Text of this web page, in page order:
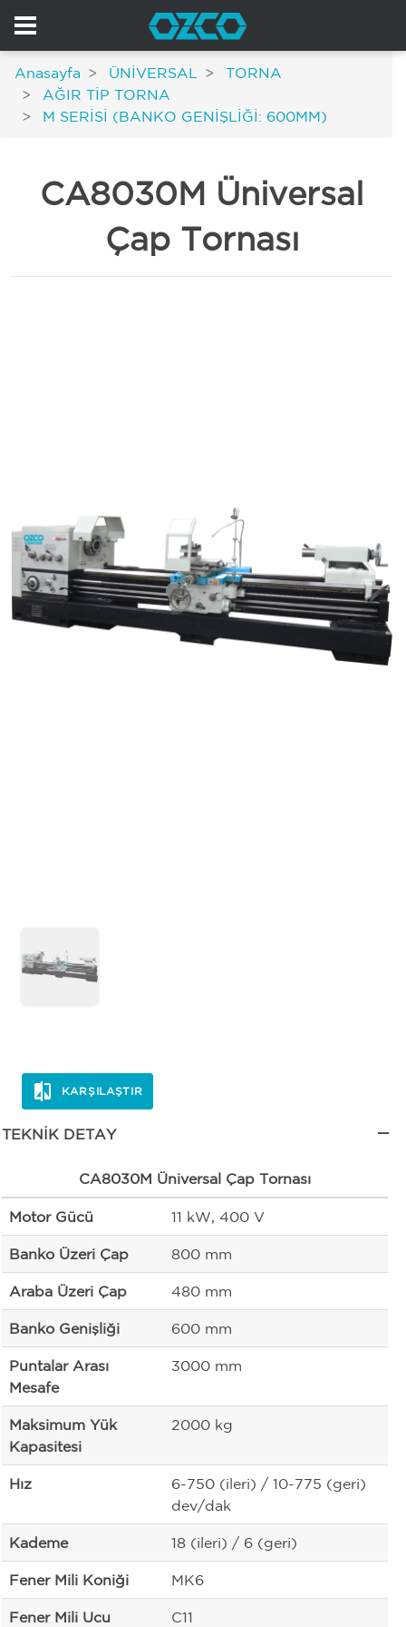
Anasayfa ÜNİVERSAL
TORNA
AĞIR TİP TORNA
M SERİSİ (BANKO GENİŞLİĞİ: 600MM)
CA8030M Üniversal
Çap Tornası
KARŞILAŞTIR
TEKNIK DETAY
CA8030M Üniversal Çap Tornası
Motor Gücü 11 kW, 400 V
Banko Üzeri Çap 800 mm
Araba Üzeri Çap 480 mm
Banko Genişliği 600 mm
Puntalar Arası
Mesafe
3000 mm
Maksimum Yük
Kapasitesi
2000 kg
Hız
6-750 (ileri) / 10-775 (geri)
dev/dak
Kademe 18 (ileri) / 6 (geri)
Fener Mili Koniği MK6
Fener Mili Ucu C11